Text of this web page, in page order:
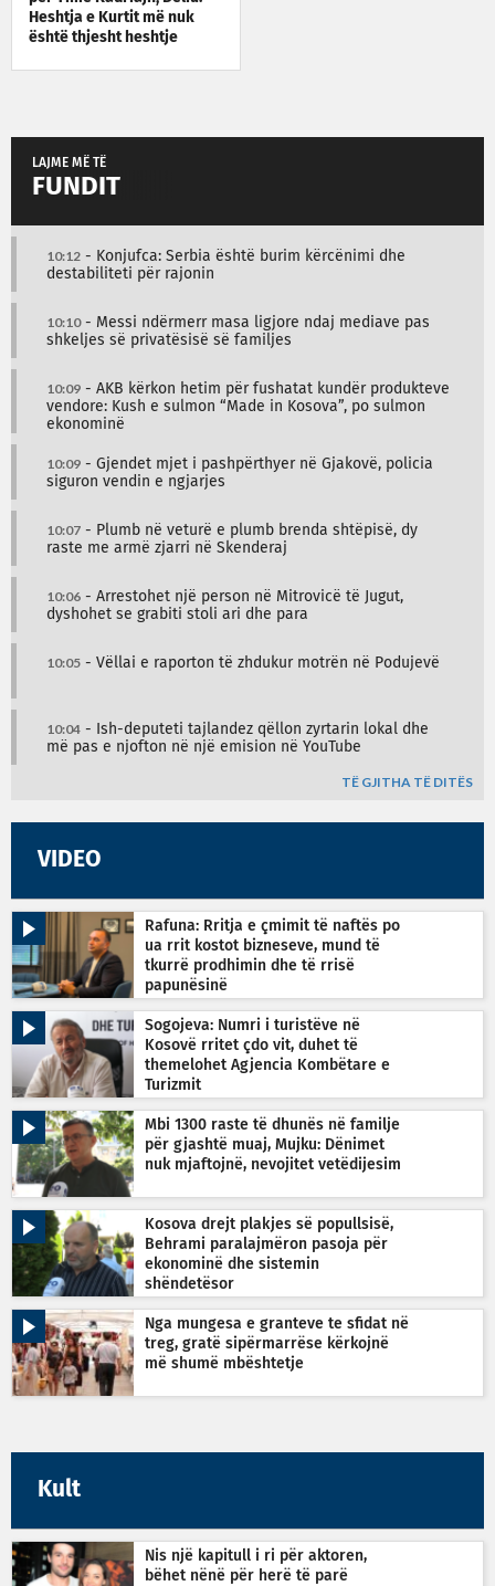
Heshtja e Kurtit më nuk
është thjesht heshtje
LAJME MË TË
FUNDIT
10:12 - Konjufca: Serbia është burim kërcënimi dhe
destabiliteti për rajonin
10:10- Messi ndërmerr masa ligjore ndaj mediave pas
shkeljes së privatësisë së familjes
10:09 - AKB kërkon hetim për fushatat kundër produkteve
vendore: Kush e sulmon “Made in Kosova”, po sulmon
ekonominë
10:09 - Gjendet mjet i pashpërthyer në Gjakovë, policia
siguron vendin e ngjarjes
10:07 - Plumb në veturë e plumb brenda shtëpisë, dy
raste me armë zjarri në Skenderaj
10:06 - Arrestohet një person në Mitrovicë të Jugut,
dyshohet se grabiti stoli ari dhe para
10:05 - Vëllai e raporton të zhdukur motrën në Podujevë
10:04 - Ish-deputeti tajlandez qëllon zyrtarin lokal dhe
më pas e njofton në një emision në YouTube
TË GJITHA TË DITËS
VIDEO
Rafuna: Rritja e çmimit të naftës po
ua rrit kostot bizneseve, mund të
tkurrë prodhimin dhe të rrisë
papunësinë
Sogojeva: Numri i turistëve në
Kosovë rritet çdo vit, duhet të
themelohet Agjencia Kombëtare e
Turizmit
Mbi 1300 raste të dhunës në familje
për gjashtë muaj, Mujku: Dënimet
nuk mjaftojnë, nevojitet vetëdijesim
Kosova drejt plakjes së popullsisë,
Behrami paralajmëron pasoja për
ekonominë dhe sistemin
shëndetësor
Nga mungesa e granteve te sfidat në
treg, gratë sipërmarrëse kërkojnë
më shumë mbështetje
Kult
Nis një kapitull i ri për aktoren,
bëhet nënë për herë të parë